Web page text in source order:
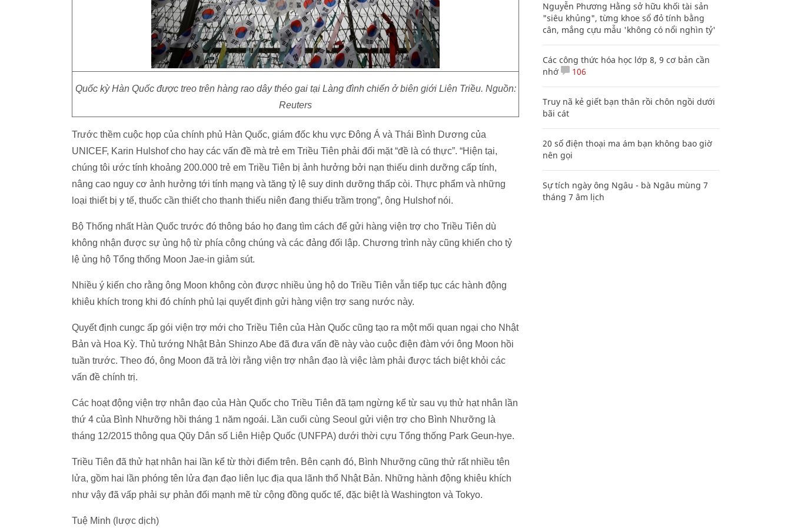
Quốc kỳ Hàn Quốc được treo trên hàng rao dây théo gai tại Làng đình chiến ở biên giới Liên Triều. Nguồn:
Reuters
Trước thềm cuộc họp của chính phủ Hàn Quốc, giám đốc khu vực Đông Á và Thái Bình Dương của
UNICEF, Karin Hulshof cho hay các vấn đề mà trẻ em Triều Tiên phải đối mặt “đề là có thực”. “Hiện tại,
chúng tôi ước tính khoảng 200.000 trẻ em Triều Tiên bị ảnh hưởng bởi nạn thiếu dinh dưỡng cấp tính,
nâng cao nguy cơ ảnh hưởng tới tính mạng và tăng tỷ lệ suy dinh dưỡng thấp còi. Thực phẩm và những
loại thiết bị y tế, thuốc cần thiết cho thanh thiếu niên đang thiếu trầm trọng”, ông Hulshof nói.
Bộ Thống nhất Hàn Quốc trước đó thông báo họ đang tìm cách để gửi hàng viện trợ cho Triều Tiên dù
không nhận được sự ủng hộ từ phía công chúng và các đảng đối lập. Chương trình này cũng khiến cho tỷ
lệ ủng hộ Tổng thống Moon Jae-in giảm sút.
Nhiều ý kiến cho rằng ông Moon không còn được nhiều ủng hộ do Triều Tiên vẫn tiếp tục các hành động
khiêu khích trong khi đó chính phủ lại quyết định gửi hàng viện trợ sang nước này.
Quyết định cungc ấp gói viện trợ mới cho Triều Tiên của Hàn Quốc cũng tạo ra một mối quan ngại cho Nhật
Bản và Hoa Kỳ. Thủ tướng Nhật Bản Shinzo Abe đã đưa vấn đề này vào cuộc điện đàm với ông Moon hồi
tuần trước. Theo đó, ông Moon đã trả lời rằng viện trợ nhân đạo là việc làm phải được tách biệt khỏi các
vấn đề chính trị.
Các hoạt động viện trợ nhân đạo của Hàn Quốc cho Triều Tiên đã tạm ngừng kể từ sau vụ thử hạt nhân lần
thứ 4 của Bình Nhưỡng hồi tháng 1 năm ngoái. Lần cuối cùng Seoul gửi viện trợ cho Bình Nhưỡng là
tháng 12/2015 thông qua Qũy Dân số Liên Hiệp Quốc (UNFPA) dưới thời cựu Tổng thống Park Geun-hye.
Triều Tiên đã thử hạt nhân hai lần kể từ thời điểm trên. Bên cạnh đó, Bình Nhưỡng cũng thử rất nhiều tên
lửa, gồm hai lần phóng tên lửa đạn đạo liên lục địa qua lãnh thổ Nhật Bản. Những hành động khiêu khích
như vậy đã vấp phải sự phản đối mạnh mẽ từ cộng đồng quốc tế, đặc biệt là Washington và Tokyo.
Tuệ Minh (lược dịch)
Nguyễn Phương Hằng sở hữu khối tài sản
"siêu khủng", từng khoe sổ đỏ tính bằng
cân, mắng cựu mẫu 'không có nổi nghìn tỷ'
Các công thức hóa học lớp 8, 9 cơ bản cần
nhớ
106
Truy nã kẻ giết bạn thân rồi chôn ngồi dưới
bãi cát
20 số điện thoại ma ám bạn không bao giờ
nên gọi
Sự tích ngày ông Ngâu - bà Ngâu mùng 7
tháng 7 âm lịch